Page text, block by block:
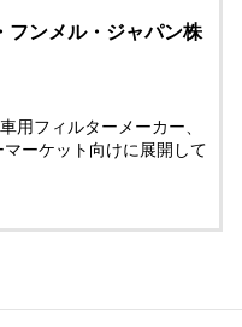
フンメル・ジャパン株
用フィルターメーカー、
ーケット向けに展開して
供給で培った豊富な経